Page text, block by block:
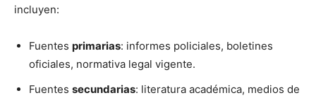
incluyen:
Fuentes primarias: informes policiales, boletines
oficiales, normativa legal vigente.
Fuentes secundarias: literatura académica, medios de